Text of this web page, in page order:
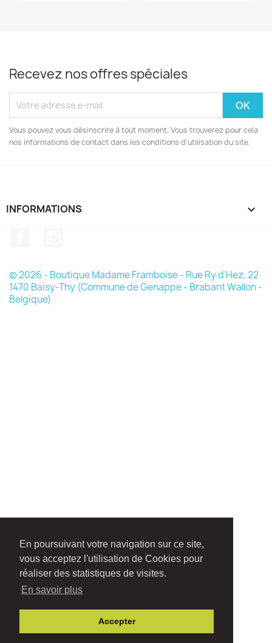
En poursuivant votre navigation sur ce site,
vous acceptez l'utilisation de Cookies pour
réaliser des statistiques de visites.
En savoir plus
Accepter
Recevez nos offres spéciales
Vous pouvez vous désinscrire à tout moment. Vous trouverez pour cela
nos informations de contact dans les conditions d'utilisation du site.
INFORMATIONS 
© 2026 - Boutique Madame Framboise - Rue Ry d'Hez, 22
1470 Baisy-Thy (Commune de Genappe - Brabant Wallon -
Belgique)